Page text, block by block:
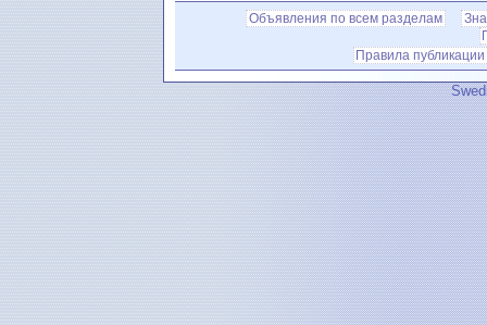
Объявления по всем разделам
Правила публикации